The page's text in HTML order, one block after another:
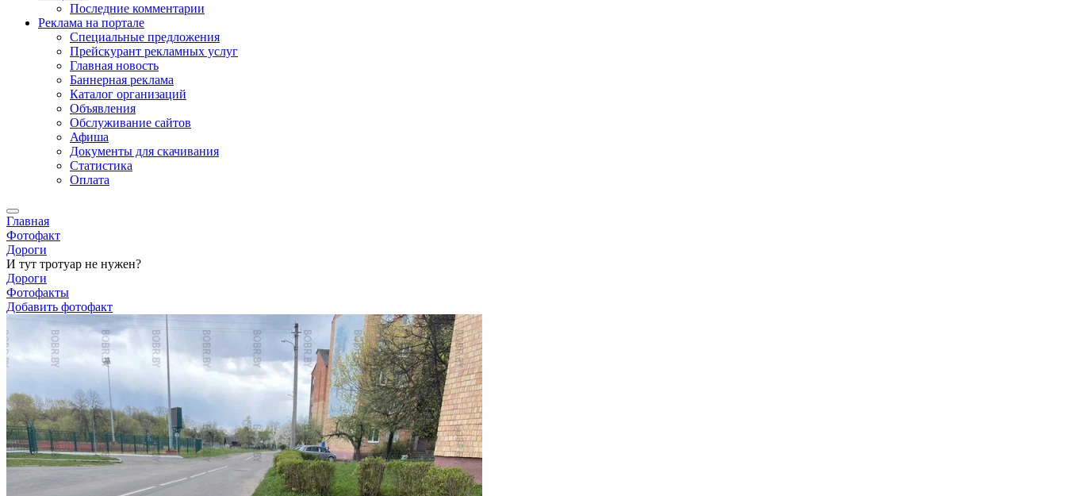
Последние комментарии
Реклама на портале
Специальные предложения
Прейскурант рекламных услуг
Главная новость
Баннерная реклама
Каталог организаций
Объявления
Обслуживание сайтов
Афиша
Документы для скачивания
Статистика
Оплата
Главная
Фотофакт
Дороги
И тут тротуар не нужен?
Дороги
Фотофакты
Добавить фотофакт